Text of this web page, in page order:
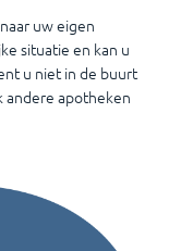
uw eigen
situatie en kan u
u niet in de buurt
andere apotheken